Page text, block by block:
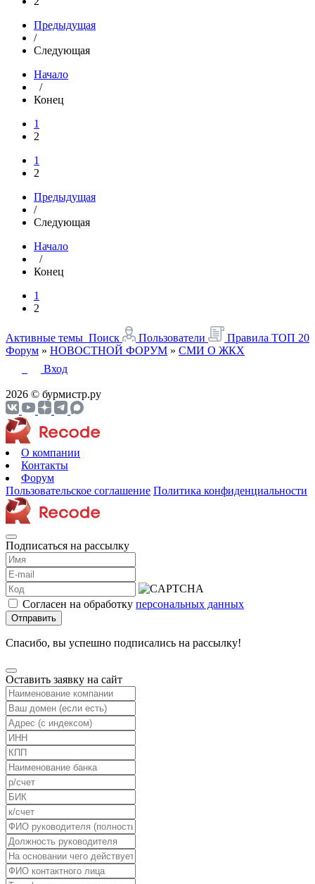
Предыдущая
/
Следующая
Начало
/
Конец
1
2
1
2
Предыдущая
/
Следующая
Начало
/
Конец
1
2
Активные темы Поиск Пользователи Правила ТОП 20
Форум » НОВОСТНОЙ ФОРУМ » СМИ О ЖКХ
Вход
2026 © бурмистр.ру
О компании
Контакты
Форум
Пользовательское соглашение Политика конфиденциальности
Подписаться на рассылку
Согласен на обработку персональных данных
Отправить
Спасибо, вы успешно подписались на рассылку!
Оставить заявку на сайт